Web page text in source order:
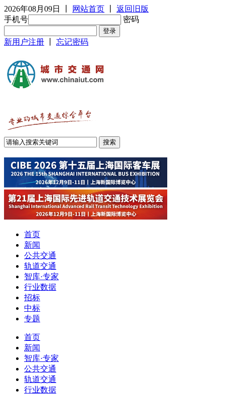
2026年08月09日 网站首页
返回旧版
手机号
密码
新用户注册 忘记密码
首页
新闻
公共交通
轨道交通
智库·专家
行业数据
招标
中标
专题
首页
新闻
智库·专家
公共交通
轨道交通
行业数据